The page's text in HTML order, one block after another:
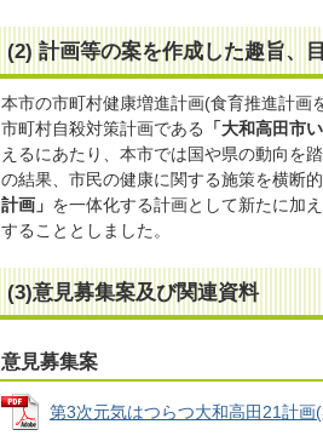
(2) 計画等の案を作成した趣旨、
本市の市町村健康増進計画(食育推進計画
市町村自殺対策計画である
「大和高田市
えるにあたり、本市では国や県の動向を
の結果、市民の健康に関する施策を横断
計画」 を一体化する計画として新たに加
することとしました。
(3)意見募集案及び関連資料
意見募集案
第3次元気はつらつ大和高田21計